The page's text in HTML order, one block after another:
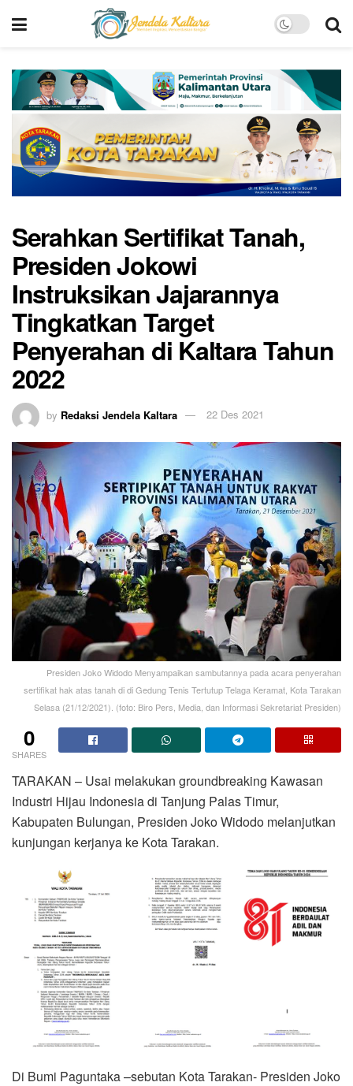
Serahkan Sertifikat Tanah,
Presiden Jokowi
Instruksikan Jajarannya
Tingkatkan Target
Penyerahan di Kaltara Tahun
2022
by Redaksi Jendela Kaltara 22 Des 2021
Presiden Joko Widodo Menyampaikan sambutannya pada acara penyerahan
sertifikat hak atas tanah di di Gedung Tenis Tertutup Telaga Keramat, Kota Tarakan
Selasa (21/12/2021). (foto: Biro Pers, Media, dan Informasi Sekretariat Presiden)
0
SHARES
TARAKAN – Usai melakukan groundbreaking Kawasan
Industri Hijau Indonesia di Tanjung Palas Timur,
Kabupaten Bulungan, Presiden Joko Widodo melanjutkan
kunjungan kerjanya ke Kota Tarakan.
Di Bumi Paguntaka –sebutan Kota Tarakan- Presiden Joko